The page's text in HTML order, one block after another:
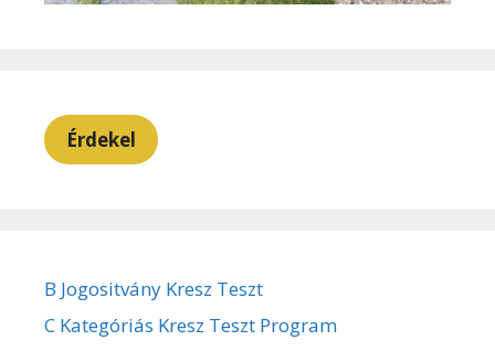
Érdekel
B Jogositvány Kresz Teszt
C Kategóriás Kresz Teszt Program